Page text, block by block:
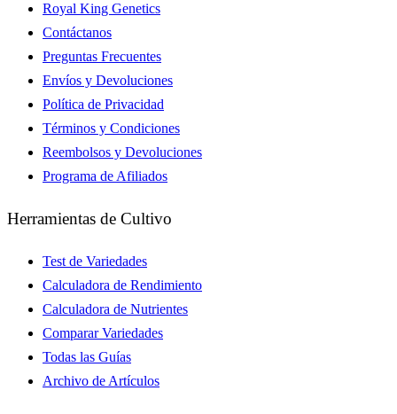
Royal King Genetics
Contáctanos
Preguntas Frecuentes
Envíos y Devoluciones
Política de Privacidad
Términos y Condiciones
Reembolsos y Devoluciones
Programa de Afiliados
Herramientas de Cultivo
Test de Variedades
Calculadora de Rendimiento
Calculadora de Nutrientes
Comparar Variedades
Todas las Guías
Archivo de Artículos